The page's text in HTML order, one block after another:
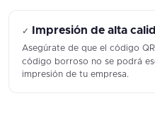
✓ Impresión de alta
Asegúrate de que el código
código borroso no se podrá
impresión de tu empresa.